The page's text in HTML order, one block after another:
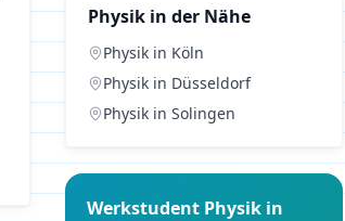
Physik in der Nähe
Physik in Köln
Physik in Düsseldorf
Physik in Solingen
Werkstudent Physik in